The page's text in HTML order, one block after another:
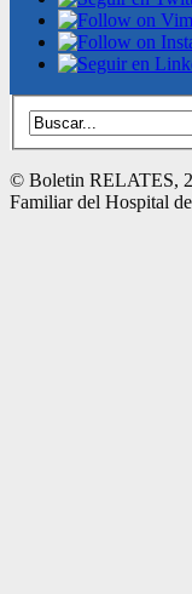
© Boletin RELATES,
Familiar del Hospital